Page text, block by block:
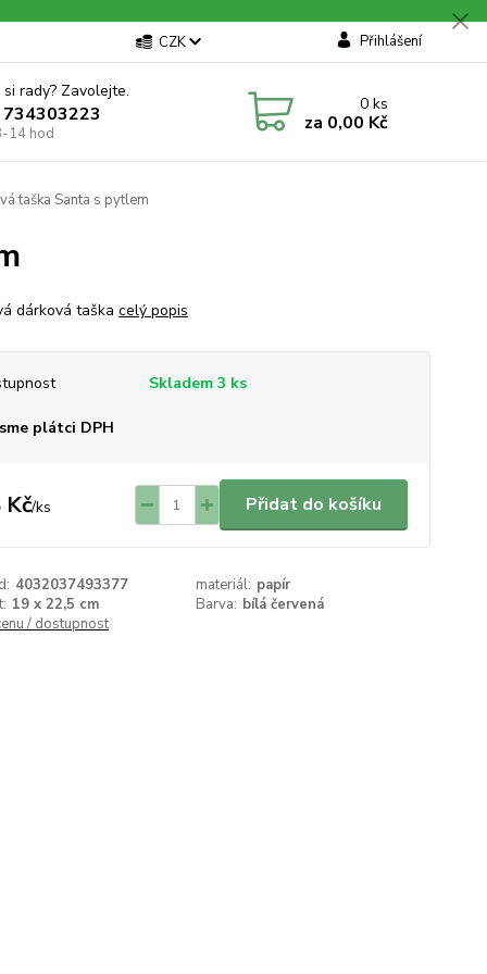
CZK Přihlášení
rady? Zavolejte.
14 hod
0ks
za 0,00 Kč
taška Santa s pytlem
dárková taška celý popis
Skladem 3 ks
plátci DPH
Kč/ks Přidat do košíku
4032037493377 materiál: papír
19 x 22,5 cm Barva: bílá červená
/ dostupnost